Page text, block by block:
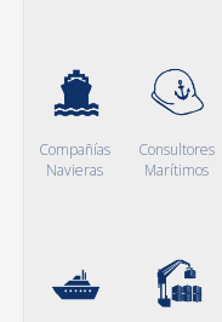
Compañías
Navieras
Consultores
Marítimos